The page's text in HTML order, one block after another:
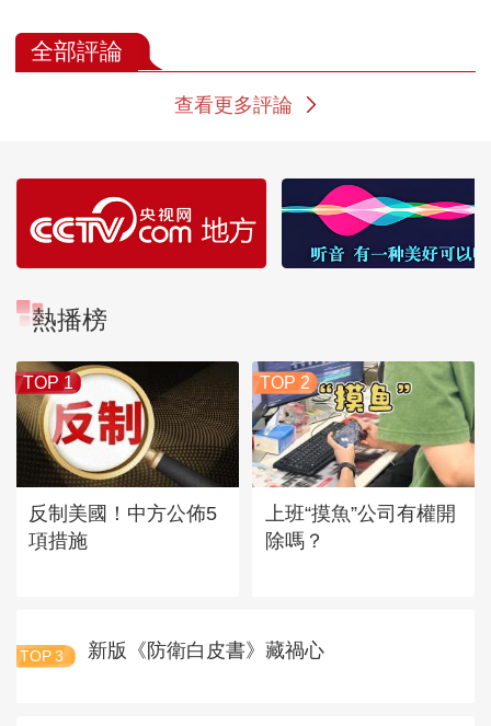
全部評論
查看更多評論
熱播榜
TOP 1
反制美國！中方公佈5
項措施
TOP 2
上班“摸魚”公司有權開
除嗎？
TOP 3 新版《防衛白皮書》藏禍心